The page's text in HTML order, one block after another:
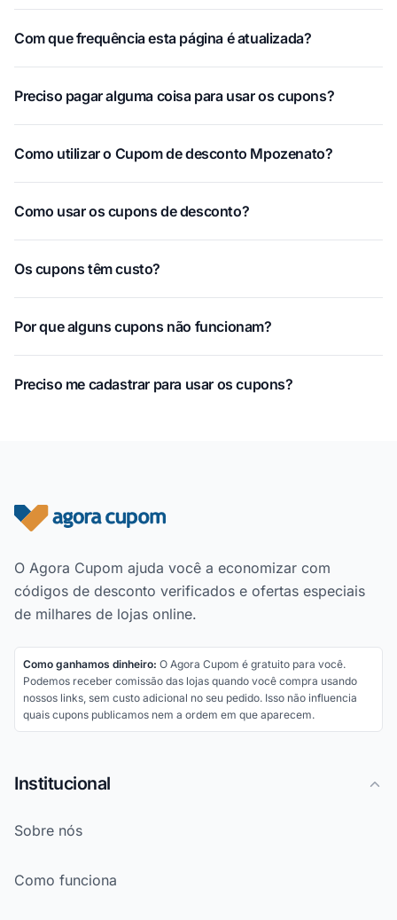
Com que frequência esta página é atualizada?
Preciso pagar alguma coisa para usar os cupons?
Como utilizar o Cupom de desconto Mpozenato?
Como usar os cupons de desconto?
Os cupons têm custo?
Por que alguns cupons não funcionam?
Preciso me cadastrar para usar os cupons?
Rodapé do site
O Agora Cupom ajuda você a economizar com
códigos de desconto verificados e ofertas especiais
de milhares de lojas online.
Como ganhamos dinheiro: O Agora Cupom é gratuito para você.
Podemos receber comissão das lojas quando você compra usando
nossos links, sem custo adicional no seu pedido. Isso não influencia
quais cupons publicamos nem a ordem em que aparecem.
Institucional
Sobre nós
Como funciona